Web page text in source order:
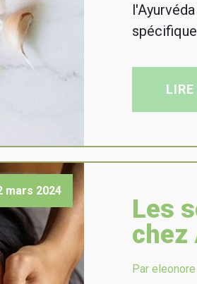
mars 2024
Les
chez
Par eleonore